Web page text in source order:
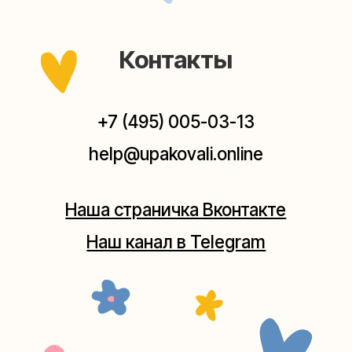
Москва, ул.Плющиха, дом 42
Москва, ул.Таганская, дом 25-27
(как пройти)
Мастерская на Плющихе
+7 (980) 495-03-13
+7 (980) 156-03-13